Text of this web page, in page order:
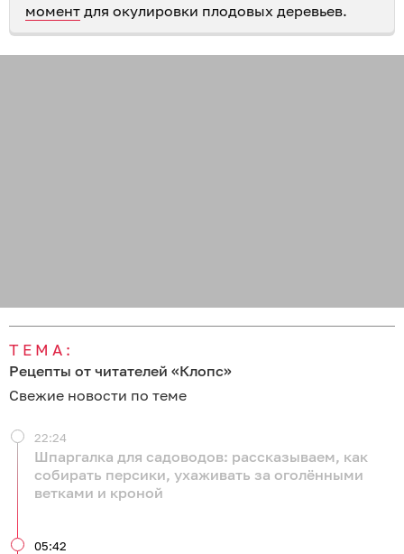
момент для окулировки плодовых деревьев.
ТЕМА:
Рецепты от читателей «Клопс»
Свежие новости по теме
Шпаргалка для садоводов: рассказываем, как
собирать персики, ухаживать за оголёнными
ветками и кроной
22:24
05:42